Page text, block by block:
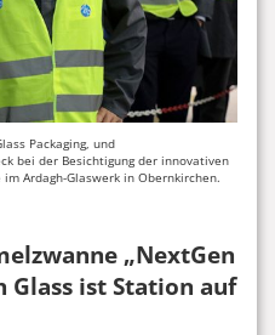
Packaging, und
bei der Besichtigung der innovativen
Ardagh-Glaswerk in Obernkirchen.
„NextGen
Glass ist Station auf